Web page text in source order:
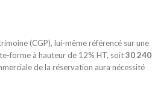
(CGP), lui-même référencé sur une
forme à hauteur de 12% HT, soit30 240
de la réservation aura nécessité